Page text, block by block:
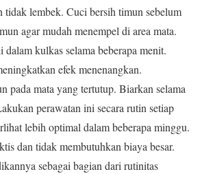
tidak lembek. Cuci bersih timun sebelum
agar mudah menempel di area mata.
kulkas selama beberapa menit.
efek menenangkan.
pada mata yang tertutup. Biarkan selama
perawatan ini secara rutin setiap
lebih optimal dalam beberapa minggu.
dan tidak membutuhkan biaya besar.
sebagai bagian dari rutinitas